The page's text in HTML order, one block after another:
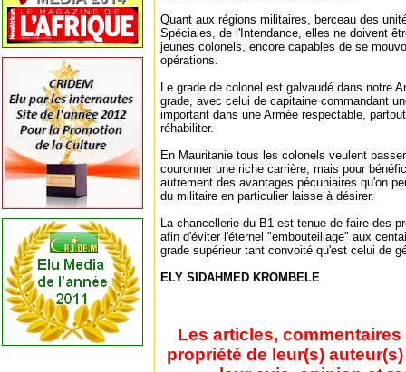
Quant aux régions militaires, berceau des
Spéciales, de l'Intendance, elles ne doivent
jeunes colonels, encore capables de se
opérations.
Le grade de colonel est galvaudé dans notre
grade, avec celui de capitaine commandant
important dans une Armée respectable,
réhabiliter.
En Mauritanie tous les colonels veulent
couronner une riche carrière, mais pour
autrement des avantages pécuniaires qu'on
du militaire en particulier laisse à désirer.
La chancellerie du B1 est tenue de faire des
afin d'éviter l'éternel "embouteillage" aux
grade supérieur tant convoité qu'est celui de
ELY SIDAHMED KROMBELE
Les articles,
propriété de leur(s)